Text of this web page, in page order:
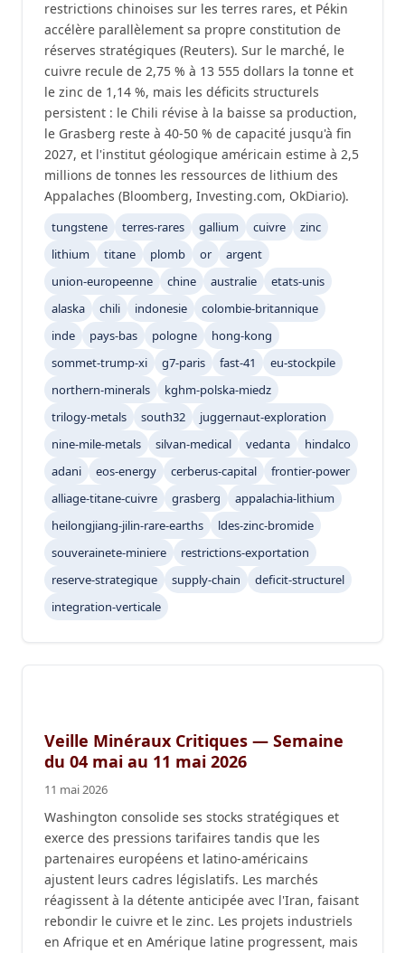
restrictions chinoises sur les terres rares, et Pékin
accélère parallèlement sa propre constitution de
réserves stratégiques (Reuters). Sur le marché, le
cuivre recule de 2,75 % à 13 555 dollars la tonne et
le zinc de 1,14 %, mais les déficits structurels
persistent : le Chili révise à la baisse sa production,
le Grasberg reste à 40-50 % de capacité jusqu'à fin
2027, et l'institut géologique américain estime à 2,5
millions de tonnes les ressources de lithium des
Appalaches (Bloomberg, Investing.com, OkDiario).
tungstene terres-rares gallium cuivre
zinc
lithium
titane plomb or
argent
union-europeenne
chine australie
etats-unis
alaska
chili indonesie
colombie-britannique
inde
pays-bas pologne
hong-kong
sommet-trump-xi
g7-paris fast-41
eu-stockpile
northern-minerals
kghm-polska-miedz
trilogy-metals
south32
juggernaut-exploration
nine-mile-metals
silvan-medical vedanta
hindalco
adani
eos-energy cerberus-capital
frontier-power
alliage-titane-cuivre
grasberg
appalachia-lithium
heilongjiang-jilin-rare-earths
ldes-zinc-bromide
souverainete-miniere
restrictions-exportation
reserve-strategique
supply-chain
deficit-structurel
integration-verticale
Veille Minéraux Critiques — Semaine
du 04 mai au 11 mai 2026
11 mai 2026
Washington consolide ses stocks stratégiques et
exerce des pressions tarifaires tandis que les
partenaires européens et latino-américains
ajustent leurs cadres législatifs. Les marchés
réagissent à la détente anticipée avec l'Iran, faisant
rebondir le cuivre et le zinc. Les projets industriels
en Afrique et en Amérique latine progressent, mais